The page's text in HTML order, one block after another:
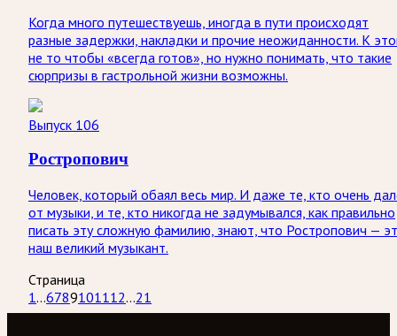
Когда много путешествуешь, иногда в пути происходят
разные задержки, накладки и прочие неожиданности. К
не то чтобы «всегда готов», но нужно понимать, что такие
сюрпризы в гастрольной жизни возможны.
Выпуск 106
Ростропович
Человек, который обаял весь мир. И даже те, кто очень
от музыки, и те, кто никогда не задумывался, как правильно
писать эту сложную фамилию, знают, что Ростропович —
наш великий музыкант.
Страница
1...6789101112...21